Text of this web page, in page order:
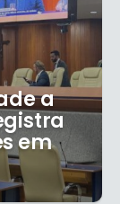
a
em